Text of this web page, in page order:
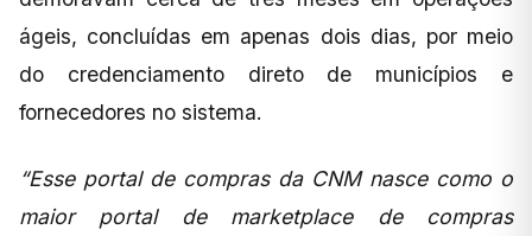
ágeis, concluídas em apenas dois dias, por meio
do credenciamento direto de municípios e
fornecedores no sistema.
“Esse portal de compras da CNM nasce como o
maior portal de marketplace de compras